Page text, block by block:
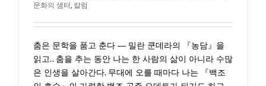
문화의 샘터, 칼럼
춤은 문학을 품고 춘다 ― 밀란 쿤데라의 『농담』을
읽고.. 춤을 추는 동안 나는 한 사람의 삶이 아니라 수많
은 인생을 살아간다. 무대에 오를 때마다 나는 『백조